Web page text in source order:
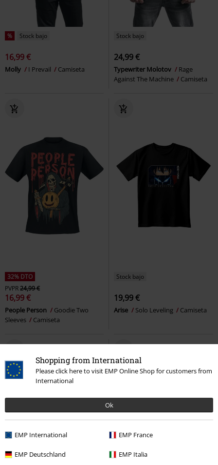
Shopping from International
Please click here to visit EMP Online Shop for customers from
International
Ok
EMP International EMP France
EMP Deutschland EMP Italia
% Stock bajo
16,99 €
Molly I Prevail Camiseta
Stock bajo
24,99 €
Typewriter Molotov
Rage
Against The Machine
Camiseta
32% DTO
PVPR24,99 €
16,99 €
People Person
Goodie Two
Sleeves
Camiseta
Stock bajo
19,99 €
Arise Solo Leveling Camiseta